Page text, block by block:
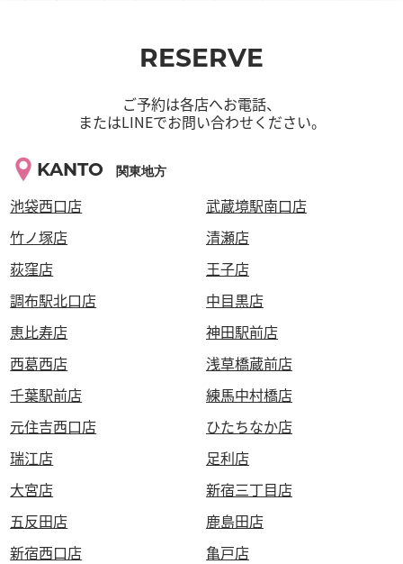
RESERVE
ご予約は各店へお電話、
またはLINEでお問い合わせください。
KANTO 関東地方
池袋西口店
武蔵境駅南口店
竹ノ塚店
清瀬店
荻窪店
王子店
調布駅北口店
中目黒店
恵比寿店
神田駅前店
西葛西店
浅草橋蔵前店
千葉駅前店
練馬中村橋店
元住吉西口店
ひたちなか店
瑞江店
足利店
大宮店
新宿三丁目店
五反田店
鹿島田店
新宿西口店
亀戸店